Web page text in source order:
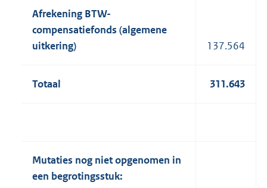
Afrekening BTW-
compensatiefonds (algemene
uitkering)
137.564
Totaal 311.643
Mutaties nog niet opgenomen in
een begrotingsstuk: